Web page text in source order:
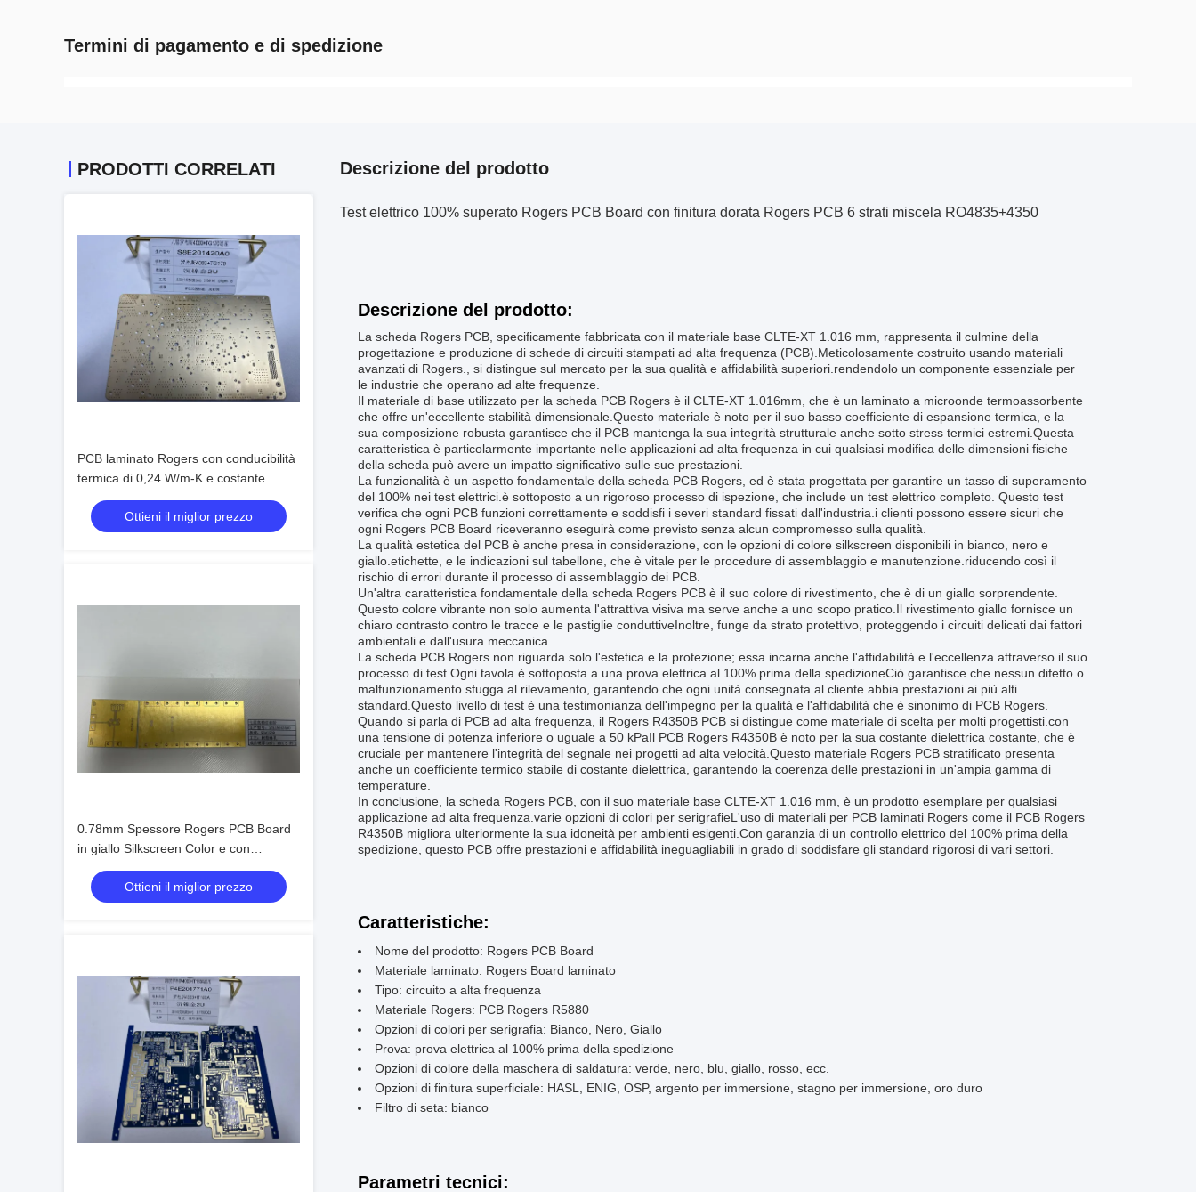
Termini di pagamento e di spedizione
PRODOTTI CORRELATI
PCB laminato Rogers con conducibilità
termica di 0,24 W/m-K e costante
dielettrica di 3,48
Ottieni il miglior prezzo
0.78mm Spessore Rogers PCB Board
in giallo Silkscreen Color e con
superficie oro
Ottieni il miglior prezzo
Descrizione del prodotto
Test elettrico 100% superato Rogers PCB Board con finitura dorata Rogers PCB 6 strati miscela RO4835+4350
Descrizione del prodotto:
La scheda Rogers PCB, specificamente fabbricata con il materiale base CLTE-XT 1.016 mm, rappresenta il culmine della
progettazione e produzione di schede di circuiti stampati ad alta frequenza (PCB).Meticolosamente costruito usando materiali
avanzati di Rogers., si distingue sul mercato per la sua qualità e affidabilità superiori.rendendolo un componente essenziale per
le industrie che operano ad alte frequenze.
Il materiale di base utilizzato per la scheda PCB Rogers è il CLTE-XT 1.016mm, che è un laminato a microonde termoassorbente
che offre un'eccellente stabilità dimensionale.Questo materiale è noto per il suo basso coefficiente di espansione termica, e la
sua composizione robusta garantisce che il PCB mantenga la sua integrità strutturale anche sotto stress termici estremi.Questa
caratteristica è particolarmente importante nelle applicazioni ad alta frequenza in cui qualsiasi modifica delle dimensioni fisiche
della scheda può avere un impatto significativo sulle sue prestazioni.
La funzionalità è un aspetto fondamentale della scheda PCB Rogers, ed è stata progettata per garantire un tasso di superamento
del 100% nei test elettrici.è sottoposto a un rigoroso processo di ispezione, che include un test elettrico completo. Questo test
verifica che ogni PCB funzioni correttamente e soddisfi i severi standard fissati dall'industria.i clienti possono essere sicuri che
ogni Rogers PCB Board riceveranno eseguirà come previsto senza alcun compromesso sulla qualità.
La qualità estetica del PCB è anche presa in considerazione, con le opzioni di colore silkscreen disponibili in bianco, nero e
giallo.etichette, e le indicazioni sul tabellone, che è vitale per le procedure di assemblaggio e manutenzione.riducendo così il
rischio di errori durante il processo di assemblaggio dei PCB.
Un'altra caratteristica fondamentale della scheda Rogers PCB è il suo colore di rivestimento, che è di un giallo sorprendente.
Questo colore vibrante non solo aumenta l'attrattiva visiva ma serve anche a uno scopo pratico.Il rivestimento giallo fornisce un
chiaro contrasto contro le tracce e le pastiglie conduttiveInoltre, funge da strato protettivo, proteggendo i circuiti delicati dai fattori
ambientali e dall'usura meccanica.
La scheda PCB Rogers non riguarda solo l'estetica e la protezione; essa incarna anche l'affidabilità e l'eccellenza attraverso il suo
processo di test.Ogni tavola è sottoposta a una prova elettrica al 100% prima della spedizioneCiò garantisce che nessun difetto o
malfunzionamento sfugga al rilevamento, garantendo che ogni unità consegnata al cliente abbia prestazioni ai più alti
standard.Questo livello di test è una testimonianza dell'impegno per la qualità e l'affidabilità che è sinonimo di PCB Rogers.
Quando si parla di PCB ad alta frequenza, il Rogers R4350B PCB si distingue come materiale di scelta per molti progettisti.con
una tensione di potenza inferiore o uguale a 50 kPaIl PCB Rogers R4350B è noto per la sua costante dielettrica costante, che è
cruciale per mantenere l'integrità del segnale nei progetti ad alta velocità.Questo materiale Rogers PCB stratificato presenta
anche un coefficiente termico stabile di costante dielettrica, garantendo la coerenza delle prestazioni in un'ampia gamma di
temperature.
In conclusione, la scheda Rogers PCB, con il suo materiale base CLTE-XT 1.016 mm, è un prodotto esemplare per qualsiasi
applicazione ad alta frequenza.varie opzioni di colori per serigrafieL'uso di materiali per PCB laminati Rogers come il PCB Rogers
R4350B migliora ulteriormente la sua idoneità per ambienti esigenti.Con garanzia di un controllo elettrico del 100% prima della
spedizione, questo PCB offre prestazioni e affidabilità ineguagliabili in grado di soddisfare gli standard rigorosi di vari settori.
Caratteristiche:
Nome del prodotto: Rogers PCB Board
Materiale laminato: Rogers Board laminato
Tipo: circuito a alta frequenza
Materiale Rogers: PCB Rogers R5880
Opzioni di colori per serigrafia: Bianco, Nero, Giallo
Prova: prova elettrica al 100% prima della spedizione
Opzioni di colore della maschera di saldatura: verde, nero, blu, giallo, rosso, ecc.
Opzioni di finitura superficiale: HASL, ENIG, OSP, argento per immersione, stagno per immersione, oro duro
Filtro di seta: bianco
Parametri tecnici: